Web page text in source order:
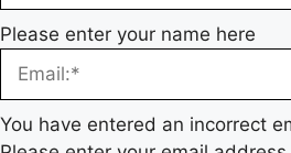
Please enter your name here
You have entered an incorrect